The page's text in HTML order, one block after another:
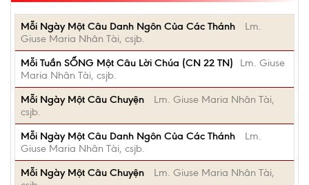
Mỗi Ngày Một Câu Danh Ngôn Của Các Thánh
Lm.
Giuse Maria Nhân Tài, csjb.
Mỗi Tuần SỐNG Một Câu Lời Chúa (CN 22 TN)
Lm. Giuse
Maria Nhân Tài, csjb.
Mỗi Ngày Một Câu Chuyện
Lm. Giuse Maria Nhân Tài,
csjb.
Mỗi Ngày Một Câu Danh Ngôn Của Các Thánh
Lm.
Giuse Maria Nhân Tài, csjb.
Mỗi Ngày Một Câu Chuyện
Lm. Giuse Maria Nhân Tài,